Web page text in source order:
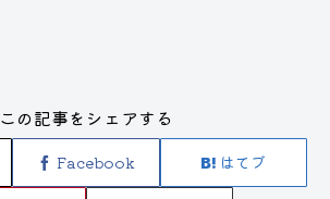
この記事をシェアする
Facebook はてブ